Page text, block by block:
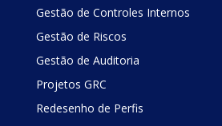
Gestão de Controles Internos
Gestão de Riscos
Gestão de Auditoria
Projetos GRC
Redesenho de Perfis